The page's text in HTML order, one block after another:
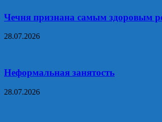
Чечня признана самым здоровым
28.07.2026
Неформальная занятость
28.07.2026